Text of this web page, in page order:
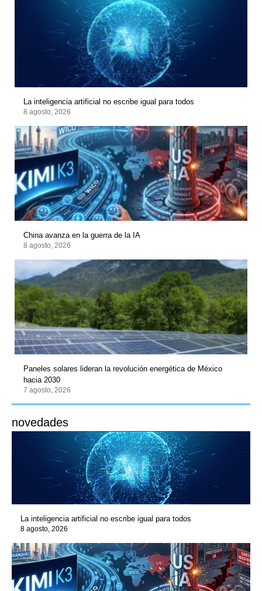
La inteligencia artificial no escribe igual para todos
8 agosto, 2026
China avanza en la guerra de la IA
8 agosto, 2026
Paneles solares lideran la revolución energética de México
hacia 2030
7 agosto, 2026
novedades
La inteligencia artificial no escribe igual para todos
8 agosto, 2026